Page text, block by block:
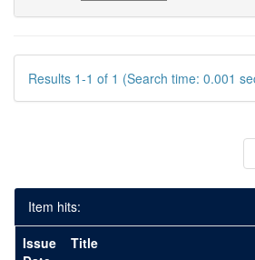
Results 1-1 of 1 (Search time: 0.001
Item hits:
Issue
Title